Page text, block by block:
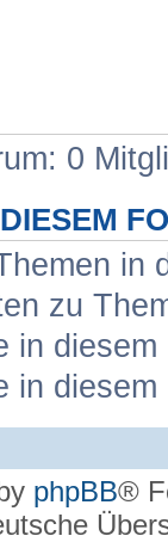
0
in
zu
in
in
phpBB®